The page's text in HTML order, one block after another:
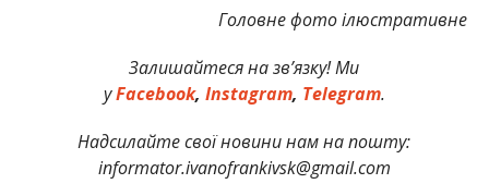
Головне фото ілюстративне
Залишайтеся на зв’язку! Ми
уFacebook, Instagram, Telegram.
Надсилайте свої новини нам на пошту:
informator.ivanofrankivsk@gmail.com